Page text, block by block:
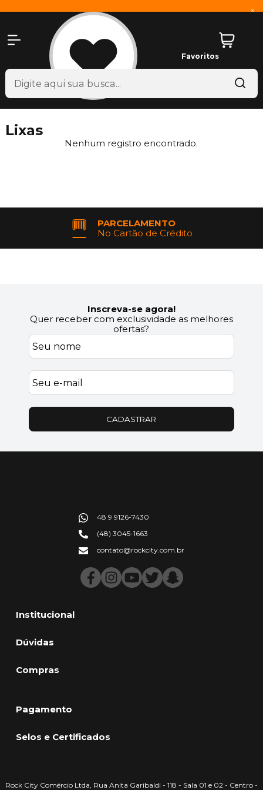
x
Favoritos
Lixas
Nenhum registro encontrado.
PARCELAMENTO
No Cartão de Crédito
Inscreva-se agora!
Quer receber com exclusividade as melhores
ofertas?
CADASTRAR
Institucional
Dúvidas
Compras
48 9 9126-7430
(48) 3045-1663
contato@rockcity.com.br
Pagamento
Selos e Certificados
Rock City Comércio Ltda, Rua Anita Garibaldi - 118 - Sala 01 e 02 - Centro -